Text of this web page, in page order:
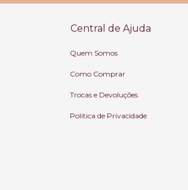
Central de Ajuda
Quem Somos
Como Comprar
Trocas e Devoluções
Politica de Privacidade